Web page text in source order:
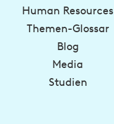
Human Resources
Themen-Glossar
Blog
Media
Studien